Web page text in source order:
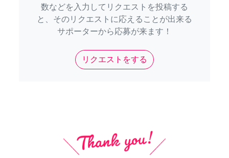
数などを入力してリクエストを投稿する
と、そのリクエストに応えることが出来る
サポーターから応募が来ます！
リクエストをする